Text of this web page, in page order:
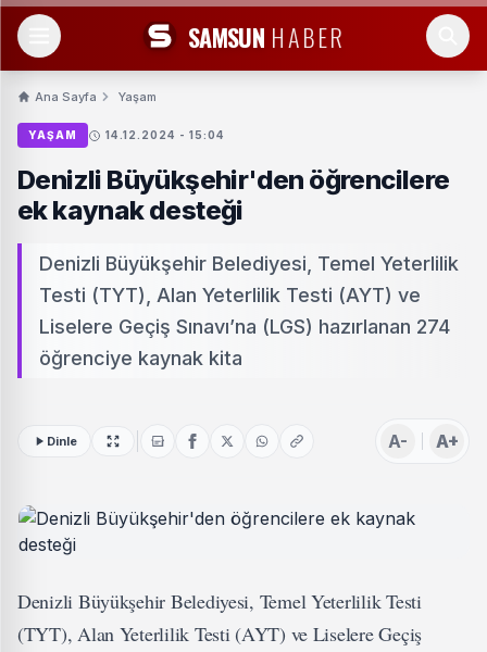
SAMSUN HABER
Ana Sayfa Yaşam
YAŞAM 14.12.2024 - 15:04
Denizli Büyükşehir'den öğrencilere
ek kaynak desteği
Denizli Büyükşehir Belediyesi, Temel Yeterlilik
Testi (TYT), Alan Yeterlilik Testi (AYT) ve
Liselere Geçiş Sınavı’na (LGS) hazırlanan 274
öğrenciye kaynak kita
Dinle A- A+
Denizli Büyükşehir Belediyesi, Temel Yeterlilik Testi
(TYT), Alan Yeterlilik Testi (AYT) ve Liselere Geçiş